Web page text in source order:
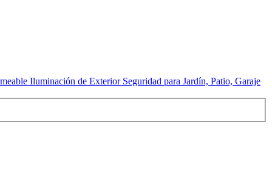
Iluminación de Exterior Seguridad para Jardín, Patio, Garaje